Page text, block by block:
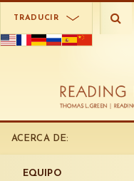
TRADUCIR
ACERCA DE:
EQUIPO